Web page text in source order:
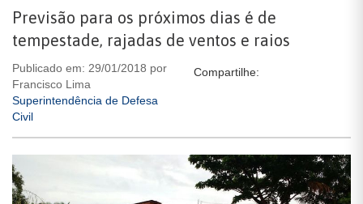
Previsão para os próximos dias é de
tempestade, rajadas de ventos e raios
Publicado em: 29/01/2018 por
Francisco Lima
Superintendência de Defesa
Civil
Compartilhe: